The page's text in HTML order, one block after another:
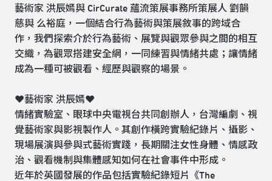
藝術家 洪辰嫣與 CirCurate 蘊流策展事務所策展人 劉韻
慈與 么裕庭，一個結合行為藝術與策展敘事的跨域合
作，我們探索介於行為藝術、展覽與觀眾參與之間的相互
交織，為觀眾搭建安全網，一同練習與情緒共處；讓情緒
成為一種可被觀看、經歷與觀察的場景。
❤️藝術家 洪辰嫣❤️
情緒實驗室、眼球中央電視台共同創辦人，台灣編劇、視
覺藝術家與影視製作人。其創作橫跨實驗紀錄片、攝影、
現場展演與參與式藝術實踐，長期關注女性身體、情感政
治、觀看機制與集體感知如何在社會事件中形成。
近年於英國發展的作品包括實驗紀錄短片《The